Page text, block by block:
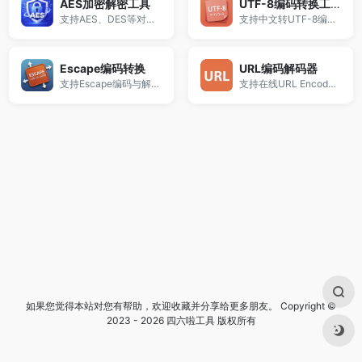
AES加密解密工具
支持AES、DES等对称加密算法，在线实现字符串加密与解密。
UTF-8编码转换工具
支持中文转UTF-8编码、UTF-8解码转中文、Unicode与UTF-8互转。
Escape编码转换
支持Escape编码与解码（还原中文），适用于JS编码、网页转义及数据处理场景。
URL编码解码器
支持在线URL Encode编码与Decode解码，适用于接口调试、参数传递、网页开发等场景。
如果您觉得本站对您有帮助，欢迎收藏并分享给更多朋友。 Copyright ©
2023 - 2026 四六啦工具 版权所有